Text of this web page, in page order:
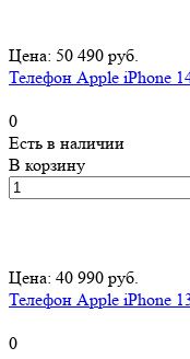
Цена: 50 490 руб.
Телефон Apple iPhone
0
Есть в наличии
В корзину
Цена: 40 990 руб.
Телефон Apple iPhone
0